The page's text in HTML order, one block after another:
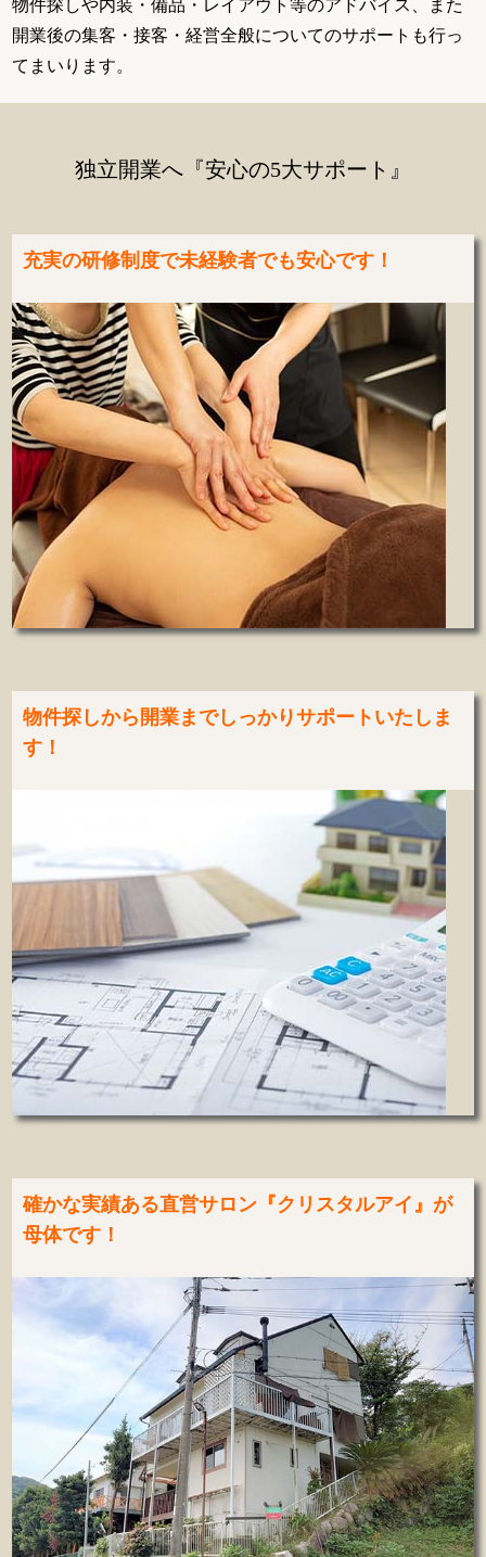
物件探しや内装・備品・レイアウト等のアドバイス、また
開業後の集客・接客・経営全般についてのサポートも行っ
てまいります。
独立開業へ『安心の5大サポート』
充実の研修制度で未経験者でも安心です！
物件探しから開業までしっかりサポートいたしま
す！
確かな実績ある直営サロン『クリスタルアイ』が
母体です！